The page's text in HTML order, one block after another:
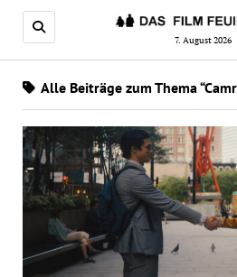
7. August 2026
Alle Beiträge zum Thema